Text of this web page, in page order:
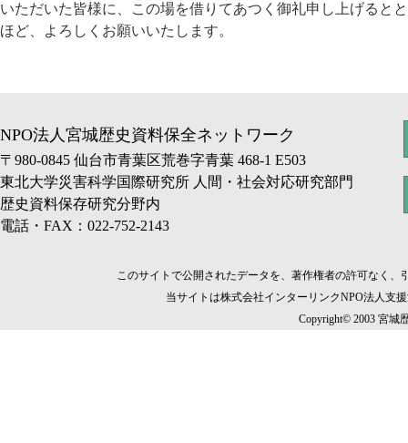
いただいた皆様に、この場を借りてあつく御礼申し上げると
ほど、よろしくお願いいたします。
NPO法人宮城歴史資料保全ネットワーク
〒980-0845 仙台市青葉区荒巻字青葉 468-1 E503
東北大学災害科学国際研究所 人間・社会対応研究部門
歴史資料保存研究分野内
電話・FAX：022-752-2143
このサイトで公開されたデータを、著作権者の許可なく
当サイトは株式会社インターリンクNPO法人支
Copyright© 2003 宮城